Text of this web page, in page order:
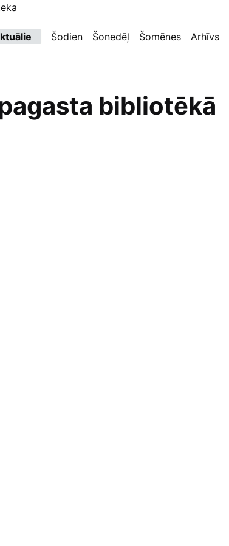
Šodien Šonedēļ Šomēnes Arhīvs
bibliotēkā